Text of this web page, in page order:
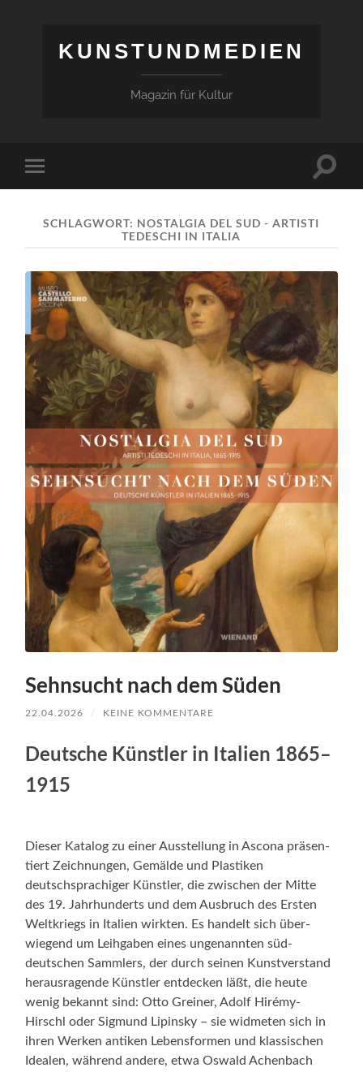
KUNSTUNDMEDIEN
Magazin für Kultur
Menü
SCHLAGWORT: NOSTALGIA DEL SUD - ARTISTI
TEDESCHI IN ITALIA
Sehnsucht nach dem Süden
22.04.2026 / KEINE KOMMENTARE
Deutsche Kün­stler in Ital­ien 1865–
1915
Dieser Kat­a­log zu ein­er Ausstel­lung in Ascona präsen­
tiert Zeich­nun­gen, Gemälde und Plas­tiken
deutschsprachiger Kün­stler, die zwis­chen der Mitte
des 19. Jahrhun­derts und dem Aus­bruch des Ersten
Weltkriegs in Ital­ien wirk­ten. Es han­delt sich über­
wiegend um Lei­h­gaben eines unge­nan­nten süd­
deutschen Samm­lers, der durch seinen Kun­stver­stand
her­aus­ra­gende Kün­stler ent­deck­en läßt, die heute
wenig bekan­nt sind: Otto Grein­er, Adolf Hirémy-
Hirschl oder Sig­mund Lip­in­sky – sie wid­me­ten sich in
ihren Werken antiken Lebens­for­men und klas­sis­chen
Ide­alen, während andere, etwa Oswald Achen­bach